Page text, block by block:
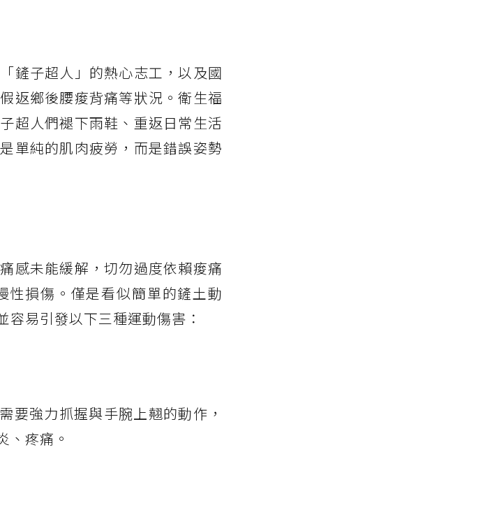
鏟子超人」的熱心志工，以及國
返鄉後腰痠背痛等狀況。衛生福
超人們褪下雨鞋、重返日常生活
單純的肌肉疲勞，而是錯誤姿勢
感未能緩解，切勿過度依賴痠痛
性損傷。僅是看似簡單的鏟土動
易引發以下三種運動傷害：
要強力抓握與手腕上翹的動作，
、疼痛。